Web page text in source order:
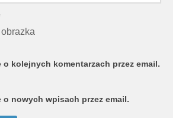
o kolejnych komentarzach przez email.
o nowych wpisach przez email.